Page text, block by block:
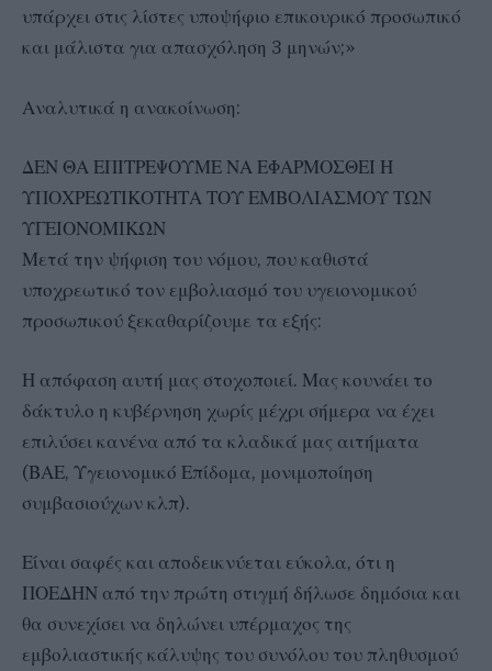
υπάρχει στις λίστες υποψήφιο επικουρικό προσωπικό
και μάλιστα για απασχόληση 3 μηνών;»
Αναλυτικά η ανακοίνωση:
ΔΕΝ ΘΑ ΕΠΙΤΡΕΨΟΥΜΕ ΝΑ ΕΦΑΡΜΟΣΘΕΙ Η
ΥΠΟΧΡΕΩΤΙΚΟΤΗΤΑ ΤΟΥ ΕΜΒΟΛΙΑΣΜΟΥ ΤΩΝ
ΥΓΕΙΟΝΟΜΙΚΩΝ
Μετά την ψήφιση του νόμου, που καθιστά
υποχρεωτικό τον εμβολιασμό του υγειονομικού
προσωπικού ξεκαθαρίζουμε τα εξής:
Η απόφαση αυτή μας στοχοποιεί. Μας κουνάει το
δάκτυλο η κυβέρνηση χωρίς μέχρι σήμερα να έχει
επιλύσει κανένα από τα κλαδικά μας αιτήματα
(ΒΑΕ, Υγειονομικό Επίδομα, μονιμοποίηση
συμβασιούχων κλπ).
Είναι σαφές και αποδεικνύεται εύκολα, ότι η
ΠΟΕΔΗΝ από την πρώτη στιγμή δήλωσε δημόσια και
θα συνεχίσει να δηλώνει υπέρμαχος της
εμβολιαστικής κάλυψης του συνόλου του πληθυσμού